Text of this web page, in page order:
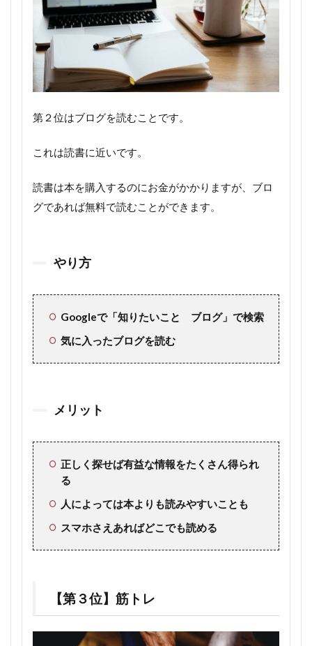
第２位はブログを読むことです。
これは読書に近いです。
読書は本を購入するのにお金がかかりますが、ブロ
グであれば無料で読むことができます。
やり方
Googleで「知りたいこと ブログ」で検索
気に入ったブログを読む
メリット
正しく探せば有益な情報をたくさん得られ
る
人によっては本よりも読みやすいことも
スマホさえあればどこでも読める
【第３位】筋トレ